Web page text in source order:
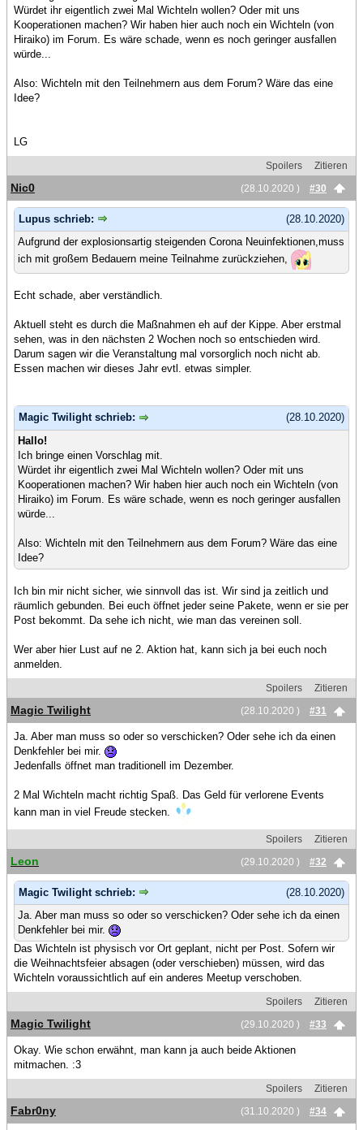
Würdet ihr eigentlich zwei Mal Wichteln wollen? Oder mit uns
Kooperationen machen? Wir haben hier auch noch ein Wichteln (von
Hiraiko) im Forum. Es wäre schade, wenn es noch geringer ausfallen
würde...
Also: Wichteln mit den Teilnehmern aus dem Forum? Wäre das eine
Idee?
LG
Spoilers
Zitieren
(28.10.2020 )
#30
Nic0
(28.10.2020)
Lupus schrieb:
Aufgrund der explosionsartig steigenden Corona Neuinfektionen,muss
ich mit großem Bedauern meine Teilnahme zurückziehen,
Echt schade, aber verständlich.
Aktuell steht es durch die Maßnahmen eh auf der Kippe. Aber erstmal
sehen, was in den nächsten 2 Wochen noch so entschieden wird.
Darum sagen wir die Veranstaltung mal vorsorglich noch nicht ab.
Essen machen wir dieses Jahr evtl. etwas simpler.
(28.10.2020)
Magic Twilight schrieb:
Hallo!
Ich bringe einen Vorschlag mit.
Würdet ihr eigentlich zwei Mal Wichteln wollen? Oder mit uns
Kooperationen machen? Wir haben hier auch noch ein Wichteln (von
Hiraiko) im Forum. Es wäre schade, wenn es noch geringer ausfallen
würde...
Also: Wichteln mit den Teilnehmern aus dem Forum? Wäre das eine
Idee?
Ich bin mir nicht sicher, wie sinnvoll das ist. Wir sind ja zeitlich und
räumlich gebunden. Bei euch öffnet jeder seine Pakete, wenn er sie per
Post bekommt. Da sehe ich nicht, wie man das vereinen soll.
Wer aber hier Lust auf ne 2. Aktion hat, kann sich ja bei euch noch
anmelden.
Spoilers
Zitieren
(28.10.2020 )
#31
Magic Twilight
Ja. Aber man muss so oder so verschicken? Oder sehe ich da einen
Denkfehler bei mir.
Jedenfalls öffnet man traditionell im Dezember.
2 Mal Wichteln macht richtig Spaß. Das Geld für verlorene Events
kann man in viel Freude stecken.
Spoilers
Zitieren
(29.10.2020 )
#32
Leon
(28.10.2020)
Magic Twilight schrieb:
Ja. Aber man muss so oder so verschicken? Oder sehe ich da einen
Denkfehler bei mir.
Das Wichteln ist physisch vor Ort geplant, nicht per Post. Sofern wir
die Weihnachtsfeier absagen (oder verschieben) müssen, wird das
Wichteln voraussichtlich auf ein anderes Meetup verschoben.
Spoilers
Zitieren
(29.10.2020 )
#33
Magic Twilight
Okay. Wie schon erwähnt, man kann ja auch beide Aktionen
mitmachen. :3
Spoilers
Zitieren
(31.10.2020 )
#34
Fabr0ny